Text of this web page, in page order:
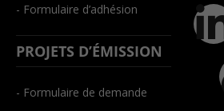
- Formulaire d’adhésion
PROJETS D’ÉMISSION
- Formulaire de demande